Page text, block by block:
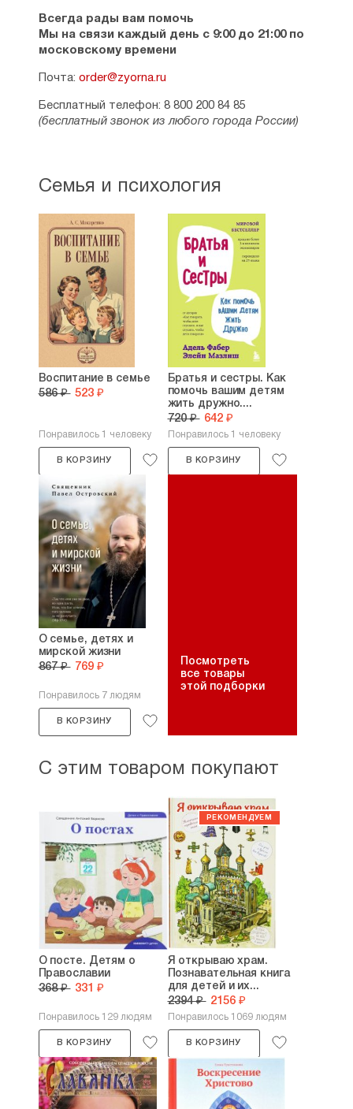
Всегда рады вам помочь
Мы на связи каждый день с 9:00 до 21:00 по
московскому времени
Почта: order@zyorna.ru
Бесплатный телефон: 8 800 200 84 85
(бесплатный звонок из любого города России)
Семья и психология
Воспитание в семье
586 ₽ 523 ₽
Понравилось 1 человеку
В КОРЗИНУ
Братья и сестры. Как
помочь вашим детям
жить дружно....
720 ₽ 642 ₽
Понравилось 1 человеку
В КОРЗИНУ
О семье, детях и
мирской жизни
867 ₽ 769 ₽
Понравилось 7 людям
В КОРЗИНУ
Посмотреть
все товары
этой подборки
С этим товаром покупают
О посте. Детям о
Православии
368 ₽ 331 ₽
Понравилось 129 людям
В КОРЗИНУ
Я открываю храм.
Познавательная книга
для детей и их...
2394 ₽ 2156 ₽
Понравилось 1069 людям
В КОРЗИНУ